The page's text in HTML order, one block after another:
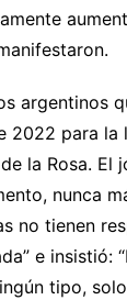
argentinos
2022 para la
la Rosa. El
nunca
no tienen
e insistió:
tipo,